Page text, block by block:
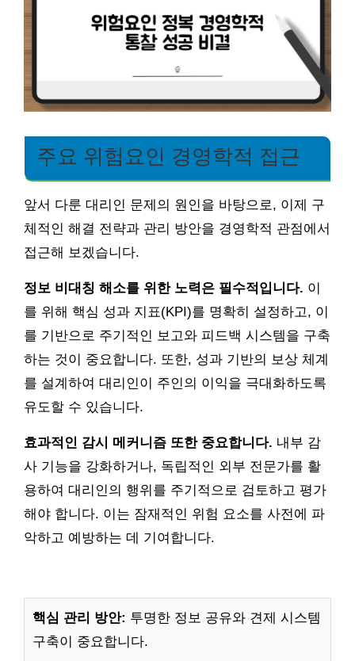
주요 위험요인 경영학적 접근
앞서 다룬 대리인 문제의 원인을 바탕으로, 이제 구
체적인 해결 전략과 관리 방안을 경영학적 관점에서
접근해 보겠습니다.
정보 비대칭 해소를 위한 노력은 필수적입니다. 이
를 위해 핵심 성과 지표(KPI)를 명확히 설정하고, 이
를 기반으로 주기적인 보고와 피드백 시스템을 구축
하는 것이 중요합니다. 또한, 성과 기반의 보상 체계
를 설계하여 대리인이 주인의 이익을 극대화하도록
유도할 수 있습니다.
효과적인 감시 메커니즘 또한 중요합니다. 내부 감
사 기능을 강화하거나, 독립적인 외부 전문가를 활
용하여 대리인의 행위를 주기적으로 검토하고 평가
해야 합니다. 이는 잠재적인 위험 요소를 사전에 파
악하고 예방하는 데 기여합니다.
핵심 관리 방안: 투명한 정보 공유와 견제 시스템
구축이 중요합니다.